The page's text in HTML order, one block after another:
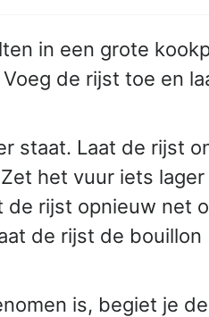
in een grote
de rijst toe en
staat. Laat de rijst
het vuur iets lager
rijst opnieuw net
de rijst de bouillon
is, begiet je